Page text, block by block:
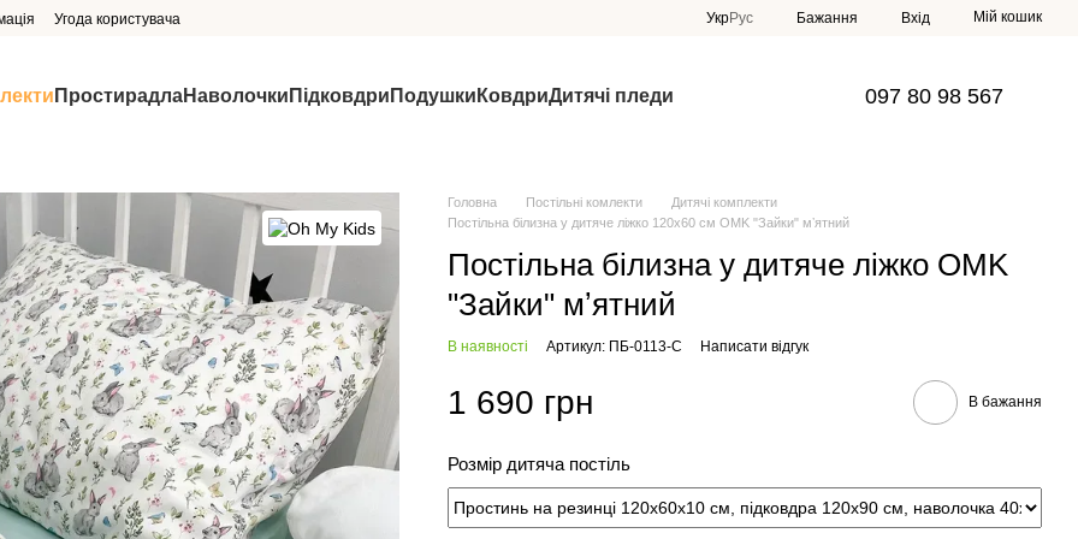
Угода користувача УкрРус Бажання Вхід Мій кошик
ПростирадлаНаволочки Підковдри Подушки КовдриДитячі пледи 097 80 98 567
Головна Постільні комлекти
Дитячі комплекти
Постільна білизна у дитяче ліжко 120х60 см OMK "Зайки" мʼятний
Постільна білизна у дитяче ліжко OMK
"Зайки" мʼятний
В наявності Артикул: ПБ-0113-С Написати відгук
1 690 грн В бажання
Розмір дитяча постіль